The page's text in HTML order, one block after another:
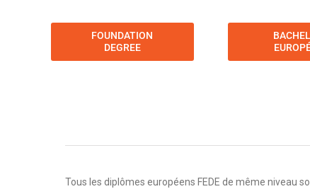
FOUNDATION
DEGREE
Tous les diplômes européens FEDE de même niveau